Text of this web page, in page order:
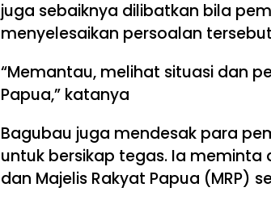
juga sebaiknya dilibatkan bila
menyelesaikan persoalan
“Memantau, melihat situasi dan
Papua,” katanya
Bagubau juga mendesak para
untuk bersikap tegas. Ia meminta
dan Majelis Rakyat Papua (MRP)